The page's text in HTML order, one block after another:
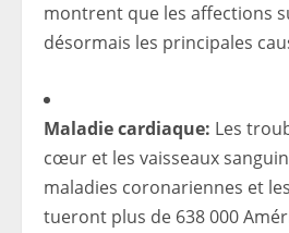
montrent que les affections
désormais les principales
Maladie cardiaque: Les
cœur et les vaisseaux
maladies coronariennes et
tueront plus de 638 000